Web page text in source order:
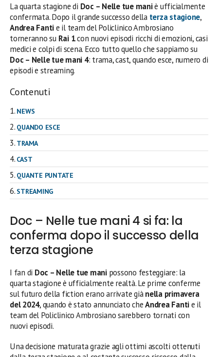
La quarta stagione di Doc – Nelle tue maniè ufficialmente
confermata. Dopo il grande successo della terza stagione,
Andrea Fantie il team del Policlinico Ambrosiano
torneranno su Rai 1con nuovi episodi ricchi di emozioni, casi
medici e colpi di scena. Ecco tutto quello che sappiamo su
Doc – Nelle tue mani 4: trama, cast, quando esce, numero di
episodi e streaming.
Contenuti
NEWS
QUANDO ESCE
TRAMA
CAST
QUANTE PUNTATE
STREAMING
Doc – Nelle tue mani 4 si fa: la
conferma dopo il successo della
terza stagione
I fan di Doc – Nelle tue manipossono festeggiare: la
quarta stagione è ufficialmente realtà. Le prime conferme
sul futuro della fiction erano arrivate giànella primavera
del 2024, quando è stato annunciato cheAndrea Fantie il
team del Policlinico Ambrosiano sarebbero tornati con
nuovi episodi.
Una decisione maturata grazie agli ottimi ascolti ottenuti